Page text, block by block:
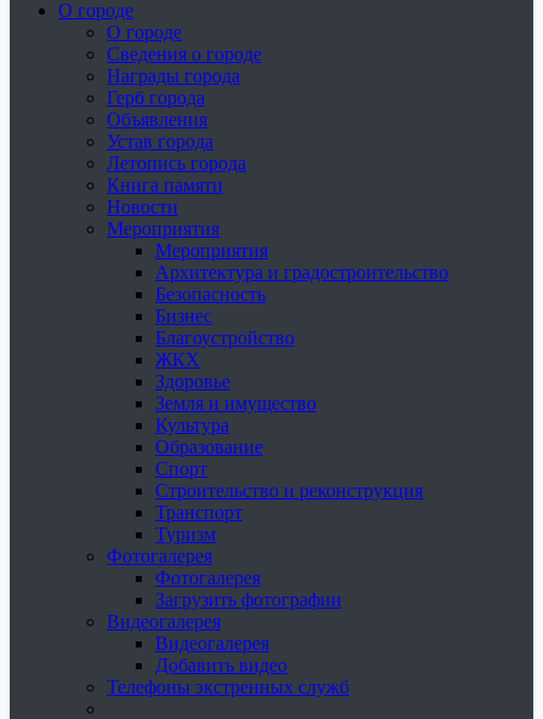
О городе
О городе
Сведения о городе
Награды города
Герб города
Объявления
Устав города
Летопись города
Книга памяти
Новости
Мероприятия
Мероприятия
Архитектура и градостроительство
Безопасность
Бизнес
Благоустройство
ЖКХ
Здоровье
Земля и имущество
Культура
Образование
Спорт
Строительство и реконструкция
Транспорт
Туризм
Фотогалерея
Фотогалерея
Загрузить фотографии
Видеогалерея
Видеогалерея
Добавить видео
Телефоны экстренных служб